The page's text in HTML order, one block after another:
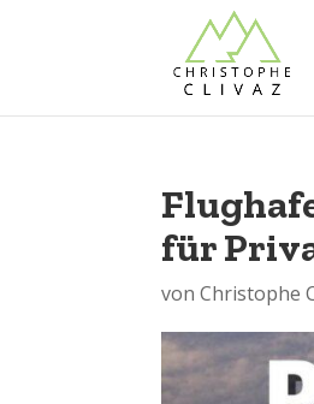
für
vonChristophe